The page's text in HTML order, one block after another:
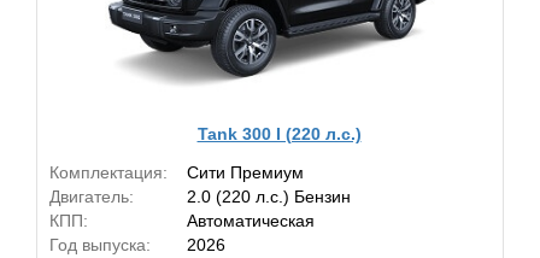
Tank 300 I (220 л.с.)
Комплектация:
Сити Премиум
Двигатель:
2.0 (220 л.с.) Бензин
КПП:
Автоматическая
Год выпуска:
2026